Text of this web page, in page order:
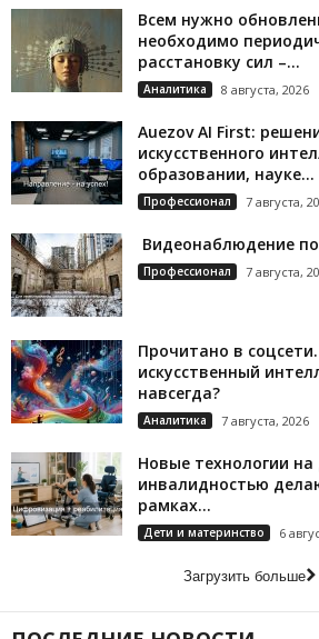
Всем нужно
необходимо
расстановку сил –...
Аналитика 8 августа, 2026
Auezov AI First:
искусственного
образовании, науке...
Профессионал 7 августа,
Видеонаблюдение
Профессионал 7 августа,
Прочитано в
искусственный
навсегда?
Аналитика 7 августа, 2026
Новые технологии
инвалидностью
рамках...
Дети и материнство 6
Загрузить больше